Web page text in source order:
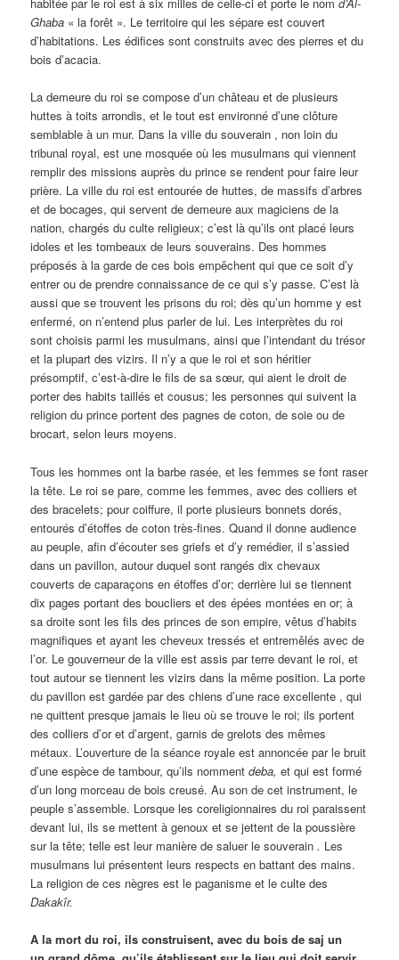
Ghaba « la forêt ». Le territoire qui les sépare est couvert
d’habitations. Les édifices sont construits avec des pierres et du
bois d’acacia.
La demeure du roi se compose d’un château et de plusieurs
huttes à toits arrondis, et le tout est environné d’une clôture
semblable à un mur. Dans la ville du souverain , non loin du
tribunal royal, est une mosquée où les musulmans qui viennent
remplir des missions auprès du prince se rendent pour faire leur
prière. La ville du roi est entourée de huttes, de massifs d’arbres
et de bocages, qui servent de demeure aux magiciens de la
nation, chargés du culte religieux; c’est là qu’ils ont placé leurs
idoles et les tombeaux de leurs souverains. Des hommes
préposés à la garde de ces bois empêchent qui que ce soit d’y
entrer ou de prendre connaissance de ce qui s’y passe. C’est là
aussi que se trouvent les prisons du roi; dès qu’un homme y est
enfermé, on n’entend plus parler de lui. Les interprètes du roi
sont choisis parmi les musulmans, ainsi que l’intendant du trésor
et la plupart des vizirs. Il n’y a que le roi et son héritier
présomptif, c’est-à-dire le fils de sa sœur, qui aient le droit de
porter des habits taillés et cousus; les personnes qui suivent la
religion du prince portent des pagnes de coton, de soie ou de
brocart, selon leurs moyens.
Tous les hommes ont la barbe rasée, et les femmes se font raser
la tête. Le roi se pare, comme les femmes, avec des colliers et
des bracelets; pour coiffure, il porte plusieurs bonnets dorés,
entourés d’étoffes de coton très-fines. Quand il donne audience
au peuple, afin d’écouter ses griefs et d’y remédier, il s’assied
dans un pavillon, autour duquel sont rangés dix chevaux
couverts de caparaçons en étoffes d’or; derrière lui se tiennent
dix pages portant des boucliers et des épées montées en or; à
sa droite sont les fils des princes de son empire, vêtus d’habits
magnifiques et ayant les cheveux tressés et entremêlés avec de
l’or. Le gouverneur de la ville est assis par terre devant le roi, et
tout autour se tiennent les vizirs dans la même position. La porte
du pavillon est gardée par des chiens d’une race excellente , qui
ne quittent presque jamais le lieu où se trouve le roi; ils portent
des colliers d’or et d’argent, garnis de grelots des mêmes
métaux. L’ouverture de la séance royale est annoncée par le bruit
d’une espèce de tambour, qu’ils nommentdeba,et qui est formé
d’un long morceau de bois creusé. Au son de cet instrument, le
peuple s’assemble. Lorsque les coreligionnaires du roi paraissent
devant lui, ils se mettent à genoux et se jettent de la poussière
sur la tête; telle est leur manière de saluer le souverain . Les
musulmans lui présentent leurs respects en battant des mains.
La religion de ces nègres est le paganisme et le culte des
Dakakîr.
A la mort du roi, ils construisent, avec du bois de saj un